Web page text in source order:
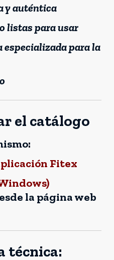
y auténtica
listas para usar
para la
el catálogo
Fitex
la página web
técnica: